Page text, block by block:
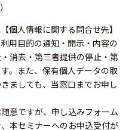
個人情報に関する問合せ先】
用目的の通知・開示・内容の
消去・第三者提供の停止・第
。また、保有個人データの取
ましても、当窓口までお申し
意ですが、申し込みフォーム
本セミナーへのお申込受付が